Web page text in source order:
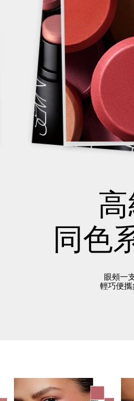
高
同色
眼頰一
輕巧便攜